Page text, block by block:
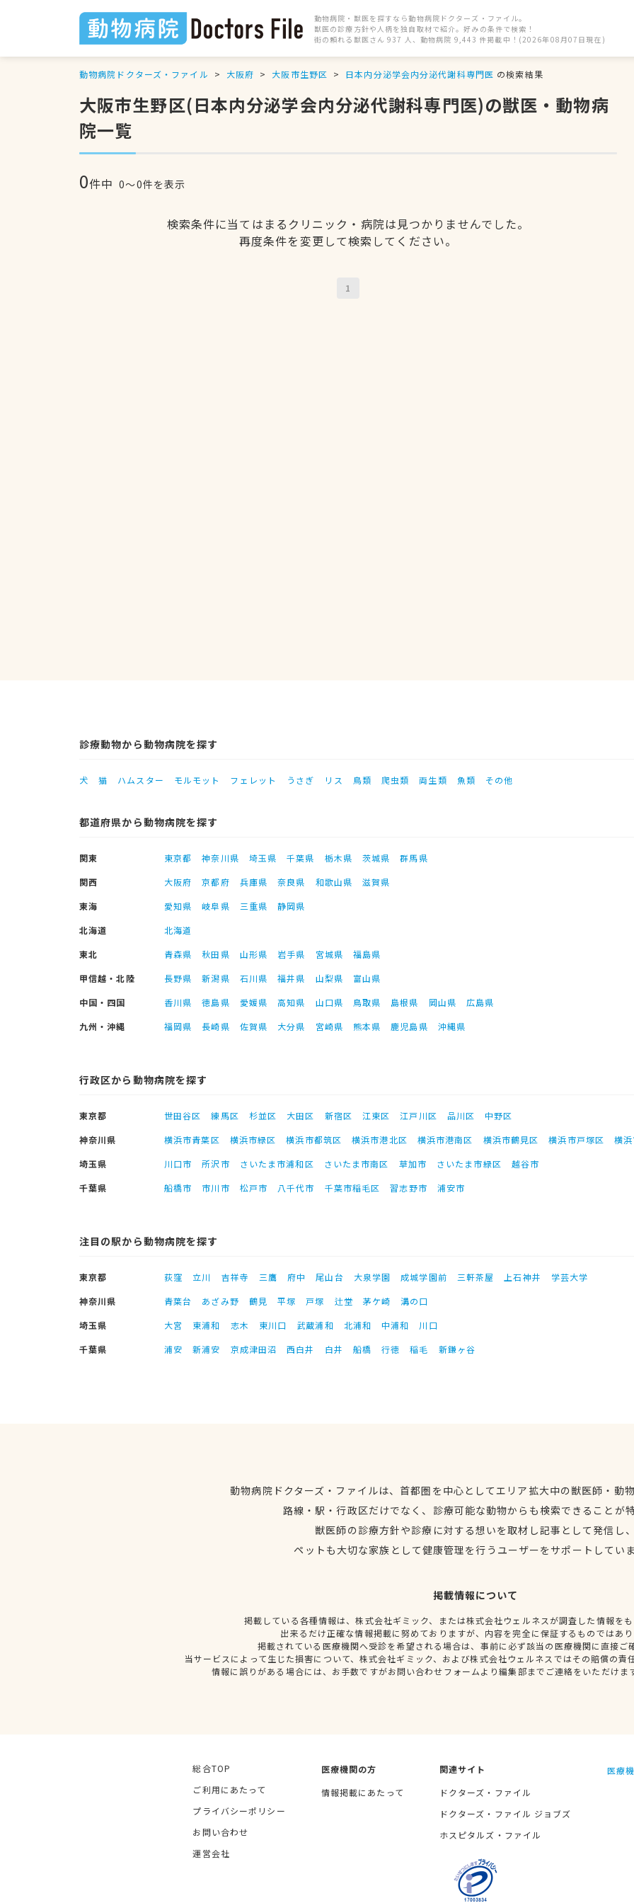
動物病院・獣医を探すなら動物病院ドクターズ・ファイル。
獣医の診療方針や人柄を独自取材で紹介。好みの条件で検索！
街の頼れる獣医さん 937 人、動物病院 9,443 件掲載中！(2026年08月07日現在)
動物病院ドクターズ・ファイル 大阪府 大阪市生野区 日本内分泌学会内分泌代謝科専門医 の検索結果
大阪市生野区(日本内分泌学会内分泌代謝科専門医)の獣医・動物病
院一覧
0件中 0〜0件を表示
検索条件に当てはまるクリニック・病院は見つかりませんでした。
再度条件を変更して検索してください。
1
診療動物から動物病院を探す
犬 猫 ハムスター モルモット フェレット うさぎ リス 鳥類 爬虫類 両生類 魚類 その他
都道府県から動物病院を探す
関東 東京都 神奈川県 埼玉県 千葉県 栃木県 茨城県
群馬県
関西
大阪府 京都府 兵庫県 奈良県 和歌山県
滋賀県
東海
愛知県 岐阜県 三重県
静岡県
北海道
北海道
東北
青森県 秋田県 山形県 岩手県 宮城県
福島県
甲信越・北陸
長野県 新潟県 石川県 福井県 山梨県
富山県
中国・四国
香川県 徳島県 愛媛県 高知県 山口県 鳥取県 島根県 岡山県
広島県
九州・沖縄
福岡県 長崎県 佐賀県 大分県 宮崎県 熊本県 鹿児島県 沖縄県
行政区から動物病院を探す
東京都 世田谷区 練馬区 杉並区 大田区 新宿区 江東区 江戸川区 品川区
中野区
神奈川県
横浜市青葉区 横浜市緑区 横浜市都筑区 横浜市港北区 横浜市港南区 横浜市鶴見区 横浜市戸塚区
横
埼玉県
川口市 所沢市 さいたま市浦和区 さいたま市南区 草加市 さいたま市緑区
越谷市
千葉県
船橋市 市川市 松戸市 八千代市 千葉市稲毛区 習志野市 浦安市
注目の駅から動物病院を探す
東京都 荻窪 立川 吉祥寺 三鷹 府中 尾山台 大泉学園 成城学園前 三軒茶屋 上石神井
学芸大学
神奈川県
青葉台 あざみ野 鶴見 平塚 戸塚 辻堂 茅ケ崎
溝の口
埼玉県
大宮 東浦和 志木 東川口 武蔵浦和 北浦和 中浦和
川口
千葉県
浦安 新浦安 京成津田沼 西白井 白井 船橋 行徳 稲毛 新鎌ヶ谷
動物病院ドクターズ・ファイルは、首都圏を中心としてエリア拡大中の獣医師・動
路線・駅・行政区だけでなく、診療可能な動物からも検索できることが
獣医師の診療方針や診療に対する想いを取材し記事として発信し
ペットも大切な家族として健康管理を行うユーザーをサポートしてい
掲載情報について
掲載している各種情報は、株式会社ギミック、または株式会社ウェルネスが調査した情報を
出来るだけ正確な情報掲載に努めておりますが、内容を完全に保証するものではあ
掲載されている医療機関へ受診を希望される場合は、事前に必ず該当の医療機関に直接ご
当サービスによって生じた損害について、株式会社ギミック、および株式会社ウェルネスではその賠償の責
情報に誤りがある場合には、お手数ですがお問い合わせフォームより編集部までご連絡をいただけま
総合TOP
ご利用にあたって
プライバシーポリシー
お問い合わせ
運営会社
医療機関の方
情報掲載にあたって
関連サイト
ドクターズ・ファイル
ドクターズ・ファイル ジョブズ
ホスピタルズ・ファイル
医療